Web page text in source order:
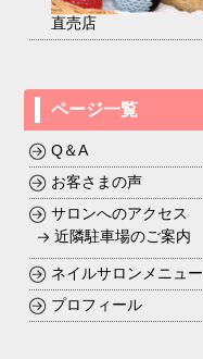
直売店
ページ一覧
Q＆A
お客さまの声
サロンへのアクセス
近隣駐車場のご案内
ネイルサロンメニュー
プロフィール